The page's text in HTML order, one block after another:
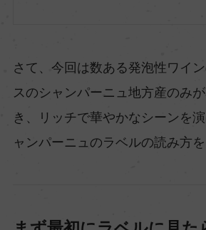
さて、今回は数ある発泡性ワイ
スのシャンパーニュ地方産のみ
き、リッチで華やかなシーンを
ャンパーニュのラベルの読み方を